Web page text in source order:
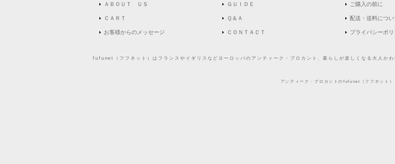
ＡＢＯＵＴ ＵＳ
ＣＡＲＴ
お客様からのメッセージ
ＧＵＩＤＥ
Ｑ＆Ａ
ＣＯＮＴＡＣＴ
ご購入の前に
配送・送料につい
プライバシーポリ
fufunet（フフネット）はフランスやイギリスなどヨーロッパのアンティーク・ブロカント、暮らしが楽しくなる大人か
アンティーク・ブロカントのfufunet（フフネット）